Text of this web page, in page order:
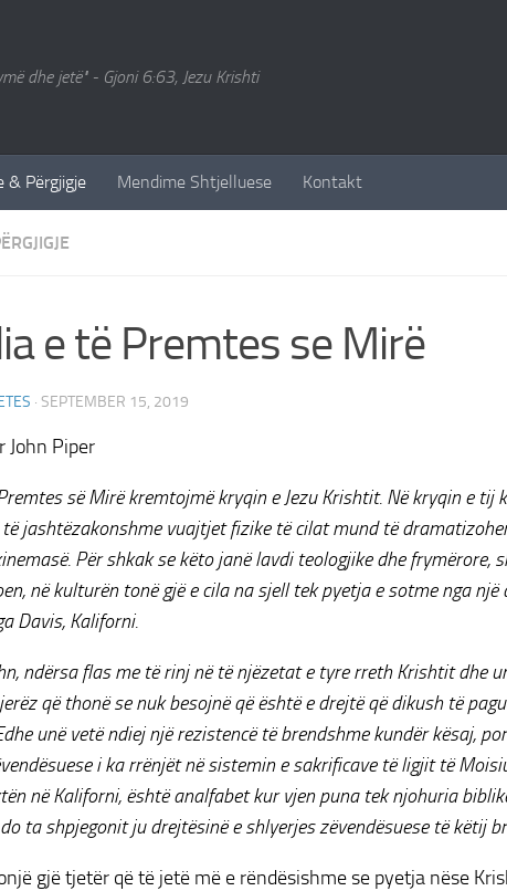
dhe jetë" - Gjoni 6:63, Jezu Krishti
& Përgjigje Mendime Shtjelluese Kontakt
e të Premtes se Mirë
· SEPTEMBER 15, 2019
John Piper
së Mirë kremtojmë kryqin e Jezu Krishtit. Në kryqin e tij
të jashtëzakonshme vuajtjet fizike të cilat mund të
Për shkak se këto janë lavdi teologjike dhe frymërore,
në kulturën tonë gjë e cila na sjell tek pyetja e sotme nga një
Davis, Kaliforni.
ndërsa flas me të rinj në të njëzetat e tyre rreth Krishtit dhe
që thonë se nuk besojnë që është e drejtë që dikush të
unë vetë ndiej një rezistencë të brendshme kundër kësaj,
i ka rrënjët në sistemin e sakrificave të ligjit të
në Kaliforni, është analfabet kur vjen puna tek njohuria
ta shpjegonit ju drejtësinë e shlyerjes zëvendësuese të këtij
gjë tjetër që të jetë më e rëndësishme se pyetja nëse